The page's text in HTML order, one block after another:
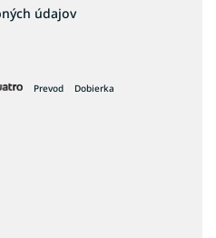
údajov
Prevod Dobierka